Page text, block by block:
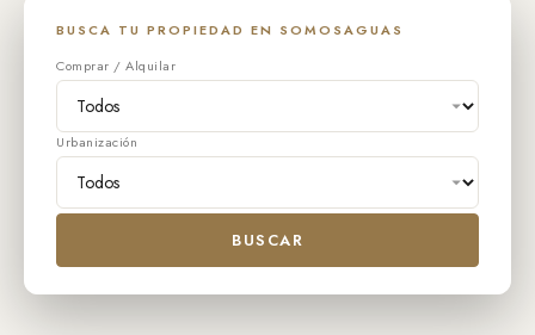
BUSCA TU PROPIEDAD EN SOMOSAGUAS
Comprar / Alquilar
Urbanización
BUSCAR